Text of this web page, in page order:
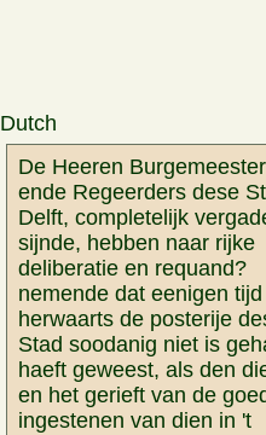
Dutch
De Heeren
ende Regeerders dese
Delft, completelijk
sijnde, hebben naar rijke
deliberatie en requand?
nemende dat eenigen tijd
herwaarts de posterije
Stad soodanig niet is
haeft geweest, als den
en het gerieft van de
ingestenen van dien in 't